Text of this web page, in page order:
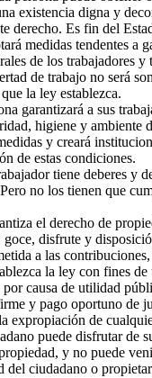
existencia digna y
derecho. Es fin del
medidas tendentes a
de los trabajadores y
de trabajo no será
la ley establezca.
garantizará a sus
higiene y ambiente
y creará
de estas condiciones.
tiene deberes y
no los tienen que
el derecho de
goce, disfrute y
a las
la ley con fines
causa de utilidad
y pago oportuno de
expropiación de
puede disfrutar de
y no puede
del ciudadano o